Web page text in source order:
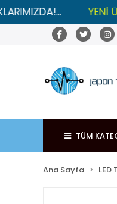
YENİ ÜRÜNLER
TÜM
Ana Sayfa LED